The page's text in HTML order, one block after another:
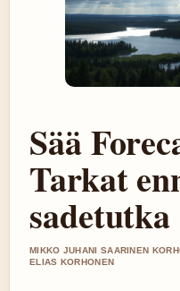
Sää
Tarkat
sadetutka
MIKKO JUHANI SAARINEN
ELIAS KORHONEN